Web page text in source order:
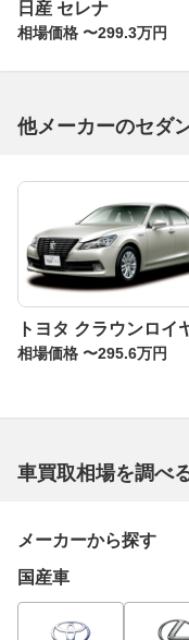
日産 セレナ
相場価格 〜299.3万円
他メーカーのセダ
トヨタ クラウンロイ
相場価格 〜295.6万円
車買取相場を調べ
メーカーから探す
国産車